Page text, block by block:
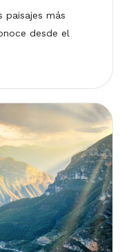
paisajes más
desde el